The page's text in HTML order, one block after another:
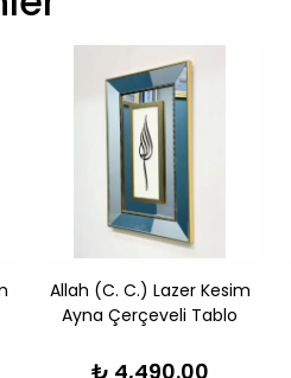
Allah (C. C.) Lazer Kesim
Ayna Çerçeveli Tablo
₺ 4,490.00